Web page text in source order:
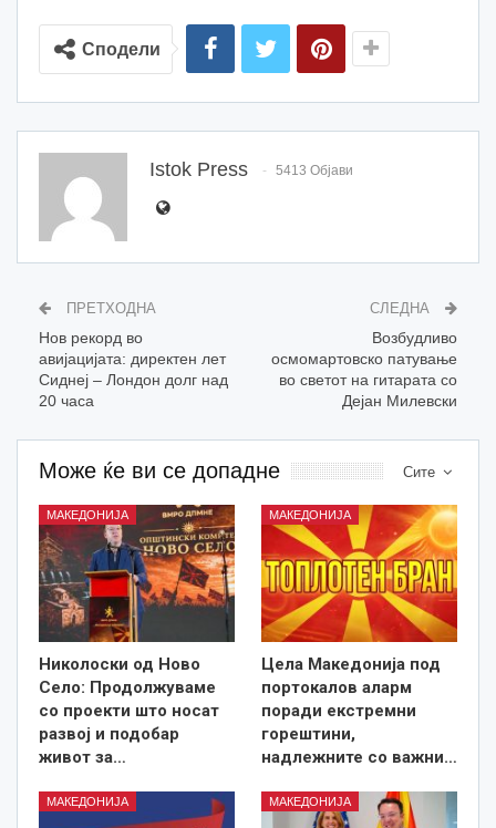
Сподели
Istok Press 5413 Објави
ПРЕТХОДНА
Нов рекорд во
авијацијата: директен лет
Сиднеј – Лондон долг над
20 часа
СЛЕДНА
Возбудливо
осмомартовско патување
во светот на гитарата со
Дејан Милевски
Сите
Може ќе ви се допадне
МАКЕДОНИЈА
Николоски од Ново
Село: Продолжуваме
со проекти што носат
развој и подобар
живот за…
МАКЕДОНИЈА
Цела Македонија под
портокалов аларм
поради екстремни
горештини,
надлежните со важни…
МАКЕДОНИЈА МАКЕДОНИЈА